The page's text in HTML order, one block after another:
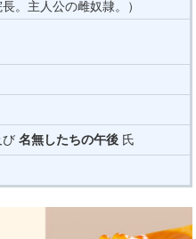
。主人公の雌奴隷。）
名無したちの午後 氏